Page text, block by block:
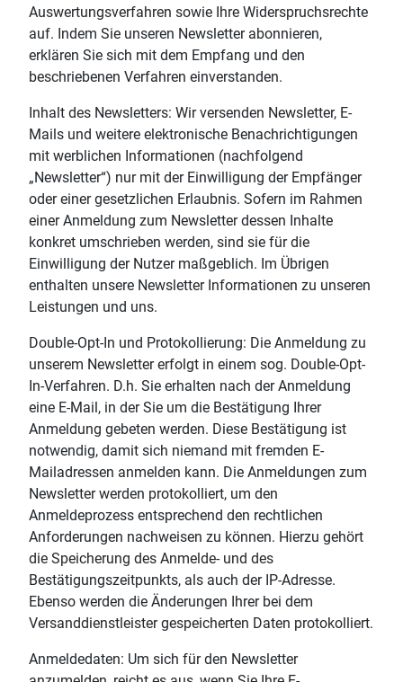
Auswertungsverfahren sowie Ihre Widerspruchsrechte
auf. Indem Sie unseren Newsletter abonnieren,
erklären Sie sich mit dem Empfang und den
beschriebenen Verfahren einverstanden.
Inhalt des Newsletters: Wir versenden Newsletter, E-
Mails und weitere elektronische Benachrichtigungen
mit werblichen Informationen (nachfolgend
„Newsletter“) nur mit der Einwilligung der Empfänger
oder einer gesetzlichen Erlaubnis. Sofern im Rahmen
einer Anmeldung zum Newsletter dessen Inhalte
konkret umschrieben werden, sind sie für die
Einwilligung der Nutzer maßgeblich. Im Übrigen
enthalten unsere Newsletter Informationen zu unseren
Leistungen und uns.
Double-Opt-In und Protokollierung: Die Anmeldung zu
unserem Newsletter erfolgt in einem sog. Double-Opt-
In-Verfahren. D.h. Sie erhalten nach der Anmeldung
eine E-Mail, in der Sie um die Bestätigung Ihrer
Anmeldung gebeten werden. Diese Bestätigung ist
notwendig, damit sich niemand mit fremden E-
Mailadressen anmelden kann. Die Anmeldungen zum
Newsletter werden protokolliert, um den
Anmeldeprozess entsprechend den rechtlichen
Anforderungen nachweisen zu können. Hierzu gehört
die Speicherung des Anmelde- und des
Bestätigungszeitpunkts, als auch der IP-Adresse.
Ebenso werden die Änderungen Ihrer bei dem
Versanddienstleister gespeicherten Daten protokolliert.
Anmeldedaten: Um sich für den Newsletter